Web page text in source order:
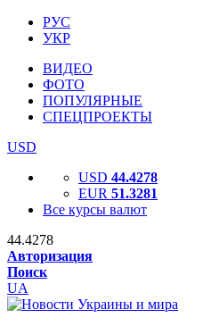
РУС
УКР
ВИДЕО
ФОТО
ПОПУЛЯРНЫЕ
СПЕЦПРОЕКТЫ
USD
USD 44.4278
EUR 51.3281
Все курсы валют
44.4278
Авторизация
Поиск
UA